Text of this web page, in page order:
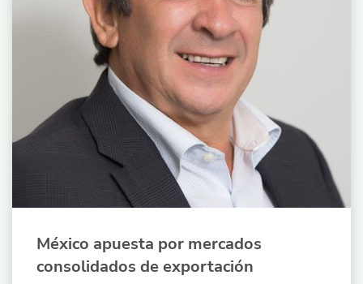
México apuesta por mercados
consolidados de exportación